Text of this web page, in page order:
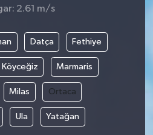
2.61 m/s
Datça Fethiye
Köyceğiz Marmaris
Milas Ortaca
Ula Yatağan